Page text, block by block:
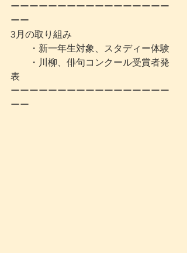
ーーーーーーーーーーーーーーーーー
ーー
3月の取り組み
・新一年生対象、スタディー体験
・川柳、俳句コンクール受賞者発
表
ーーーーーーーーーーーーーーーーー
ーー